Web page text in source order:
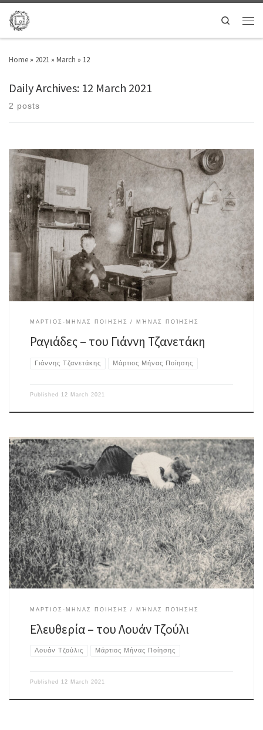
Search
Home » 2021 » March » 12
Daily Archives: 12 March 2021
2 posts
23 Μαρτίου σκάρτα οχτώ βρέθηκα στην αναπαράσταση.Τους ήρωες του
Εικοσιένα τους αγαπούσα σαν είδα όμωςστο άλογο τον Γέρο του Μοριά
σκαρφάλωσα ευθύς σεμια μουριά – καληώρα οι ραγιάδες βγήκα στο
κλαρί.Κάτω ο πατέρας είχε γίνει τούρκος μα ευτυχώς ο ήρωαςδεν τον
είδε και τη γλύτωσε. Ήρθαν μετά ο Παπαφλέσσαςκι ο […]
ΜΑΡΤΙΟΣ-ΜΗΝΑΣ ΠΟΙΗΣΗΣ ΜΉΝΑΣ ΠΟΊΗΣΗΣ
Ραγιάδες – του Γιάννη Τζανετάκη
Γιάννης Τζανετάκης Μάρτιος Μήνας Ποίησης
Published 12 March 2021
Η πρώτη που αγάπησαήταν η Ελευθερία, η γειτόνισσά μου.Είχε γαλανά
μάτια,βλεφαρίδες με έντονο μαύρο χρώμα,Χείλη, σαν πέτρινα
λιμανάκιακαι μαλλιά,καταρράκτες που τα γεννούσαν τα βουνά.Εγώ, σαν
μικρό ελατόδασοςμε δάχτυλα αγάπηςκαι βλέμμα ερωτιάρη,πάντα
έφτιαχνα στίχουςγια το φως που της έδινε τη λάμψη.Έφη μου, Ελευθερία
μου!Χωρίς εσένα θα είχα ξεραθεί, θα είχα στεγνώσει.Δώσε […]
ΜΑΡΤΙΟΣ-ΜΗΝΑΣ ΠΟΙΗΣΗΣ ΜΉΝΑΣ ΠΟΊΗΣΗΣ
Ελευθερία – του Λουάν Τζούλι
Λουάν Τζούλις Μάρτιος Μήνας Ποίησης
Published 12 March 2021